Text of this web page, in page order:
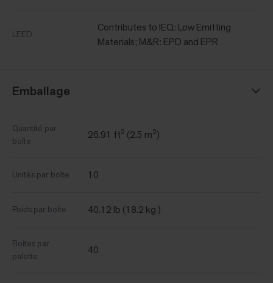
LEED
Contributes to IEQ: Low Emitting
Materials; M&R: EPD and EPR
Emballage
Quantité par
boîte
26.91 ft² (2.5 m²)
Unités par boîte 10
Poids par boîte 40.12 lb (18.2 kg )
Boîtes par
palette
40